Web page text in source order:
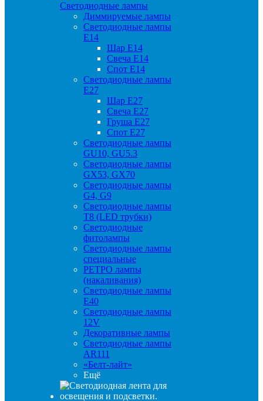
Светодиодные лампы
Диммируемые лампы
Светодиодные лампы
Е14
Шар Е14
Свеча Е14
Спот Е14
Светодиодные лампы
Е27
Шар Е27
Свеча Е27
Груша Е27
Спот Е27
Светодиодные лампы
GU10, GU5.3
Светодиодные лампы
GX53, GX70
Светодиодные лампы
G4, G9
Светодиодные лампы
Т8 (LED трубки)
Светодиодные
фитолампы
Светодиодные лампы
специальные
РЕТРО лампы
(накаливания)
Светодиодные лампы
E40
Светодиодные лампы
12V
Декоративные лампы
Светодиодные лампы
AR111
«Белт-лайт»
Ещё